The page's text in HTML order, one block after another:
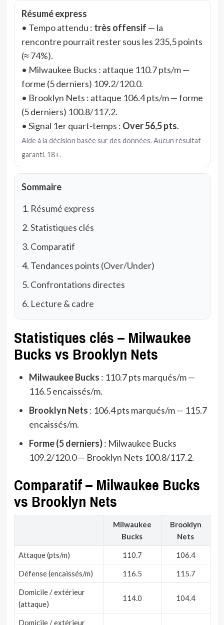
Résumé express
• Tempo attendu : très offensif — la
rencontre pourrait rester sous les 235,5 points
(≈ 74%).
• Milwaukee Bucks : attaque 110.7 pts/m —
forme (5 derniers) 109.2/120.0.
• Brooklyn Nets : attaque 106.4 pts/m — forme
(5 derniers) 100.8/117.2.
• Signal 1er quart-temps : Over 56,5 pts.
Aide à la décision basée sur des données. Aucun résultat
garanti. 18+.
Sommaire
Résumé express
Statistiques clés
Comparatif
Tendances points (Over/Under)
Confrontations directes
Lecture & cadre
Statistiques clés – Milwaukee
Bucks vs Brooklyn Nets
Milwaukee Bucks : 110.7 pts marqués/m —
116.5 encaissés/m.
Brooklyn Nets : 106.4 pts marqués/m — 115.7
encaissés/m.
Forme (5 derniers): Milwaukee Bucks
109.2/120.0 — Brooklyn Nets 100.8/117.2.
Comparatif – Milwaukee Bucks
vs Brooklyn Nets
Milwaukee
Bucks
Brooklyn
Nets
Attaque (pts/m) 110.7 106.4
Défense (encaissés/m) 116.5 115.7
Domicile / extérieur
(attaque)
114.0 104.4
Domicile / extérieur